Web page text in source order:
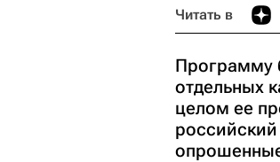
Читать в
Программу
отдельных
целом ее